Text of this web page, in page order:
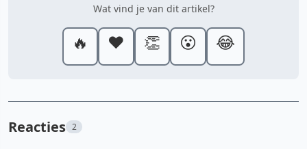
Wat vind je van dit artikel?
🔥 ❤️ 👏 😮 😂
Reacties 2